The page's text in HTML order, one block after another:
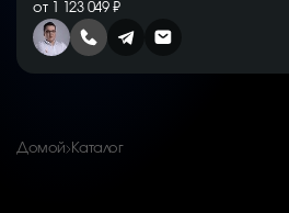
от 1 123 049 ₽
Домой Каталог